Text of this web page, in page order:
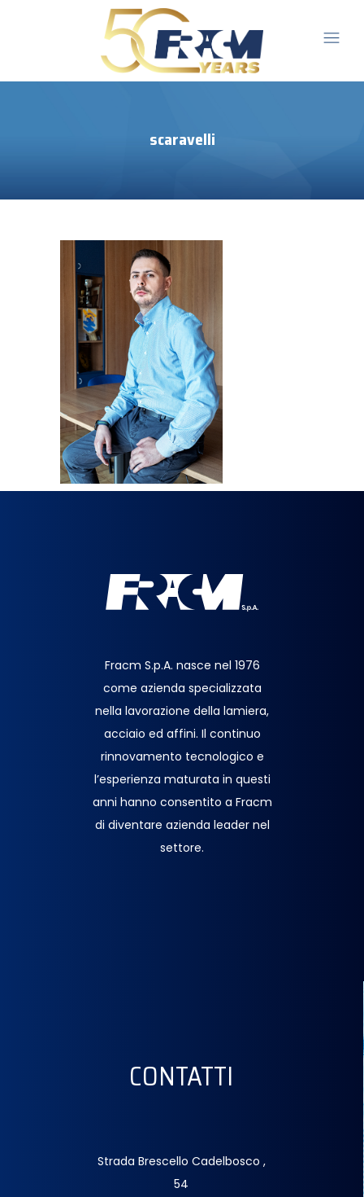
scaravelli
Fracm S.p.A. nasce nel 1976
come azienda specializzata
nella lavorazione della lamiera,
acciaio ed affini. Il continuo
rinnovamento tecnologico e
l’esperienza maturata in questi
anni hanno consentito a Fracm
di diventare azienda leader nel
settore.
CONTATTI
Strada Brescello Cadelbosco ,
54